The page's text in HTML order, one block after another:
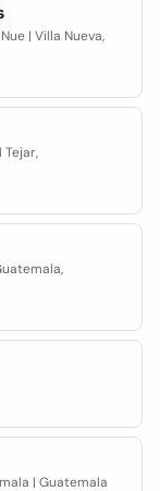
| Villa Nueva,
Tejar,
| Guatemala